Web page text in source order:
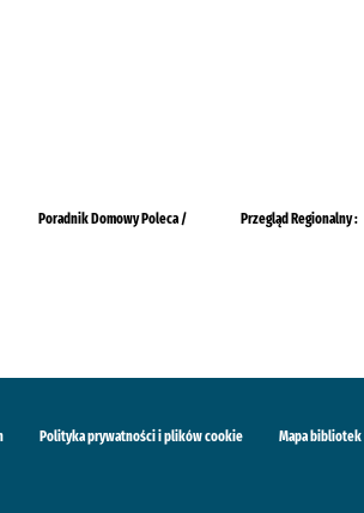
Poradnik Domowy Poleca / Przegląd Regionalny :
Polityka prywatności i plików cookie Mapa bibliotek